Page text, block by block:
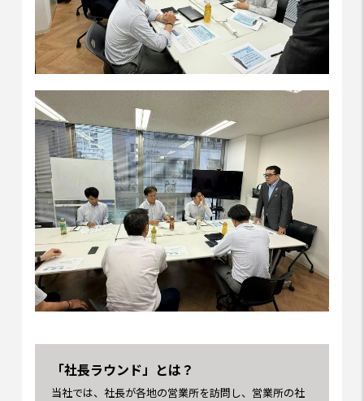
「社長ラウンド」とは？
当社では、社長が各地の営業所を訪問し、営業所の社